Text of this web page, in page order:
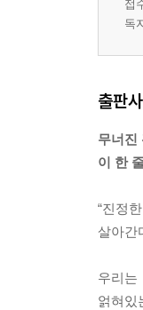
접
독
출판
무너진
이 한
“진정
살아간
우리
얽혀